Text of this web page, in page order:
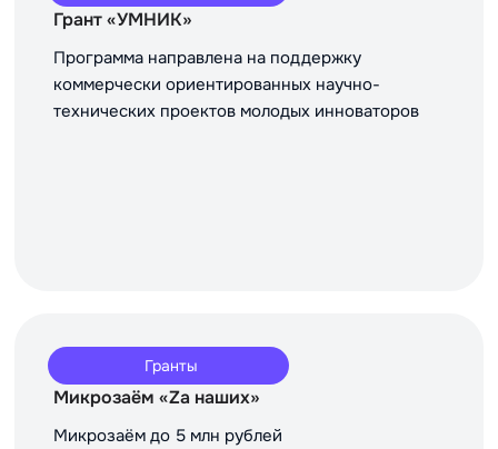
Грант «УМНИК»
Программа направлена на поддержку
коммерчески ориентированных научно-
технических проектов молодых инноваторов
Гранты
Микрозаём «Za наших»
Микрозаём до 5 млн рублей